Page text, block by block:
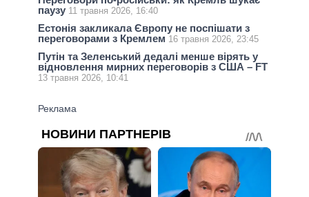
паузу 11 травня 2026, 16:40
Естонія закликала Європу не поспішати з
переговорами з Кремлем 16 травня 2026, 23:45
Путін та Зеленський дедалі менше вірять у
відновлення мирних переговорів з США – FT
13 травня 2026, 10:41